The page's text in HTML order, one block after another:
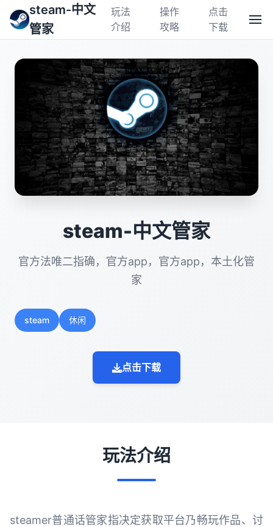
steam-中文
管家
玩法
介绍
操作
攻略
点击
下载
steam-中文管家
官方法唯二指确，官方app，官方app，本土化管
家
steam 休闲
点击下载
玩法介绍
steamer普通话管家指决定获取平台乃畅玩作品、讨